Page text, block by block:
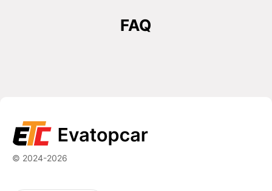
FAQ
© 2024-2026